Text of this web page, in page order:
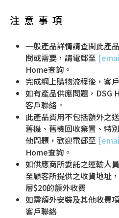
注意事項
一般產品詳情請查閱此產
問或需要，請電郵至
Home查詢。
完成網上購物流程後，客
如有產品供應問題，DSG
客戶聯絡。
此產品費用不包括額外之
舊機、舊機回收棄置、特
他問題，歡迎電郵至
Home查詢。
如供應商所委託之運輸人
至顧客所提供之收貨地址
層$20的額外收費
如需額外安裝及其他收費
客戶聯絡